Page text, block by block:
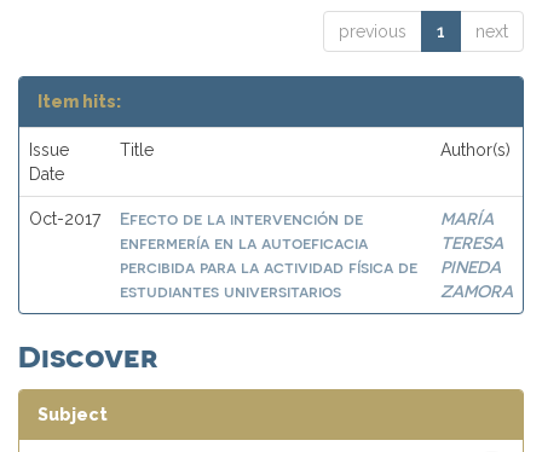
previous 1 next
Item hits:
Issue
Date
Title Author(s)
Oct-2017
Efecto de la intervención de
enfermería en la autoeficacia
percibida para la actividad física de
estudiantes universitarios
MARÍA
TERESA
PINEDA
ZAMORA
Discover
Subject